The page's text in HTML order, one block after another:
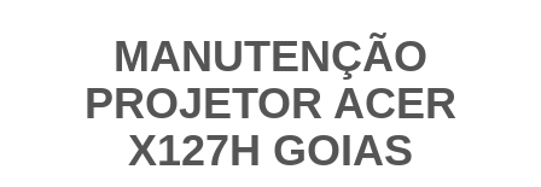
MANUTENÇÃO
PROJETOR ACER
X127H GOIAS